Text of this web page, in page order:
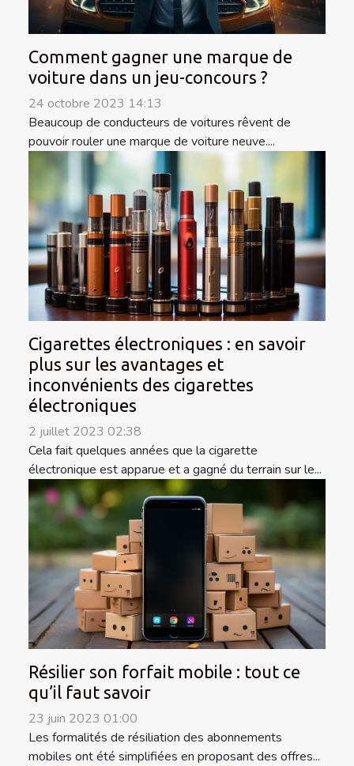
Comment gagner une marque de
voiture dans un jeu-concours ?
24 octobre 2023 14:13
Beaucoup de conducteurs de voitures rêvent de
pouvoir rouler une marque de voiture neuve....
Cigarettes électroniques : en savoir
plus sur les avantages et
inconvénients des cigarettes
électroniques
2 juillet 2023 02:38
Cela fait quelques années que la cigarette
électronique est apparue et a gagné du terrain sur le...
Résilier son forfait mobile : tout ce
qu’il faut savoir
23 juin 2023 01:00
Les formalités de résiliation des abonnements
mobiles ont été simplifiées en proposant des offres...